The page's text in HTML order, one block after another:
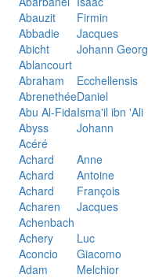
Abauzit
Firmin
Abbadie
Jacques
Abicht
Johann Georg
Ablancourt
Abraham
Ecchellensis
AbrenethéeDaniel
Abu Al-FidaIsma'il ibn 'Ali
Abyss
Johann
Acéré
Achard
Anne
Achard
Antoine
Achard
François
Acharen
Jacques
Achenbach
Achery
Luc
Aconcio
Giacomo
Adam
Melchior